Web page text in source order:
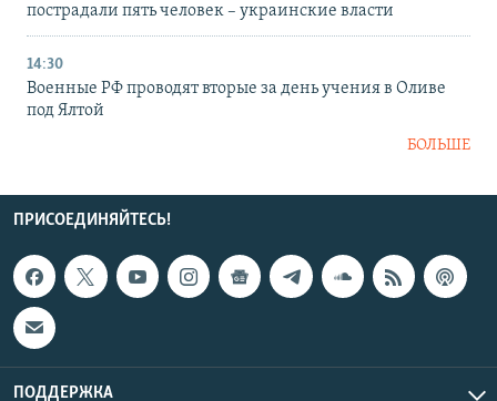
пострадали пять человек – украинские власти
14:30
Военные РФ проводят вторые за день учения в Оливе
под Ялтой
БОЛЬШЕ
ПРИСОЕДИНЯЙТЕСЬ!
ПОДДЕРЖКА